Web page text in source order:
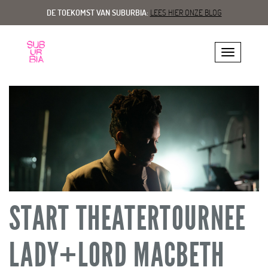
DE TOEKOMST VAN SUBURBIA: LEES HIER ONZE BLOG
Toggle
START THEATERTOURNEE
LADY+LORD MACBETH